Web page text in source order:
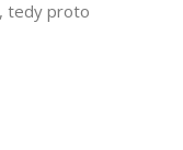
tedy proto